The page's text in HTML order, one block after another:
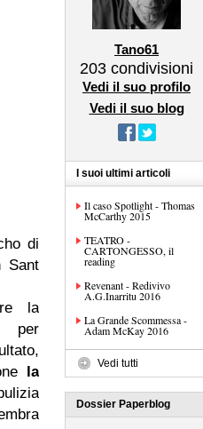
di
Sant
la
per
la
Tano61
203 condivisioni
Vedi il suo profilo
Vedi il suo blog
I suoi ultimi articoli
Il caso Spotlight - Thomas
McCarthy 2015
TEATRO -
CARTONGESSO, il
reading
Revenant - Redivivo
A.G.Inarritu 2016
La Grande Scommessa -
Adam McKay 2016
Vedi tutti
Dossier Paperblog